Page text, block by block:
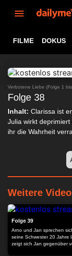
FILME DOKUS
Verbotene Liebe (Folge 1
Folge 38
Inhalt: Clarissa ist
Julia wirkt
ihr die Wahrheit
Weitere
Folge 39
Arno und Jan sprechen
seine Schwester 20 Jahre
zeigt sich Jan gegenüber